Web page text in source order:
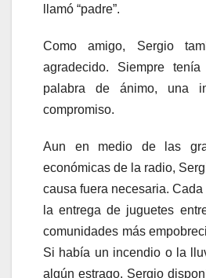
llamó “padre”.
Como amigo, Sergio
agradecido. Siempre
palabra de ánimo, una
compromiso.
Aun en medio de las
económicas de la radio,
causa fuera necesaria.
la entrega de juguetes
comunidades más
Si había un incendio o la
algún estrago, Sergio